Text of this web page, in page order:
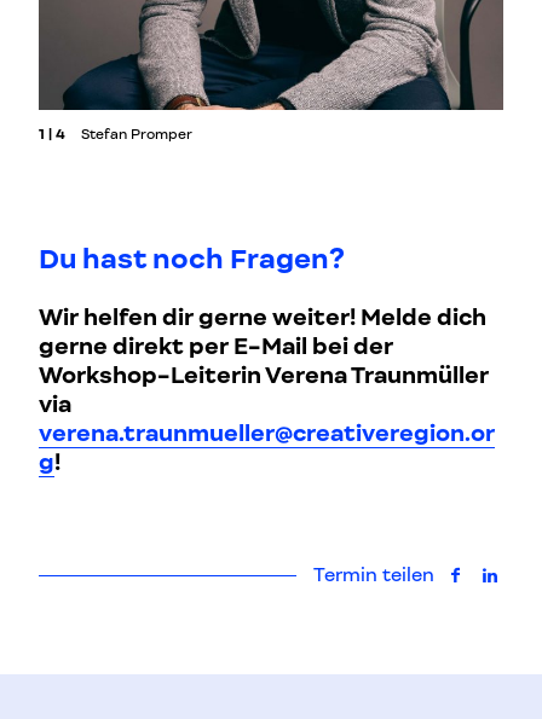
1 | 4 Stefan Promper
Du hast noch Fragen?
Wir helfen dir gerne weiter! Melde dich
gerne direkt per E-Mail bei der
Workshop-Leiterin Verena Traunmüller
via
verena.traunmueller@creativeregion.or
g!
Termin teilen auf auf